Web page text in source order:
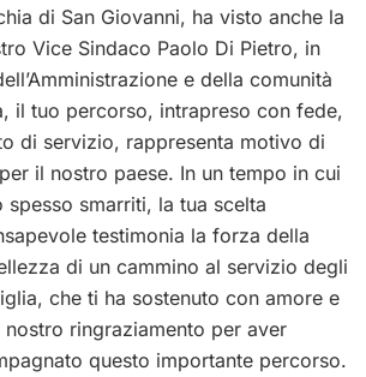
di San Giovanni, ha visto anche la
Vice Sindaco Paolo Di Pietro, in
e della comunità
il tuo percorso, intrapreso con fede,
di servizio, rappresenta motivo di
il nostro paese. In un tempo in cui
spesso smarriti, la tua scelta
testimonia la forza della
di un cammino al servizio degli
che ti ha sostenuto con amore e
ringraziamento per aver
questo importante percorso.